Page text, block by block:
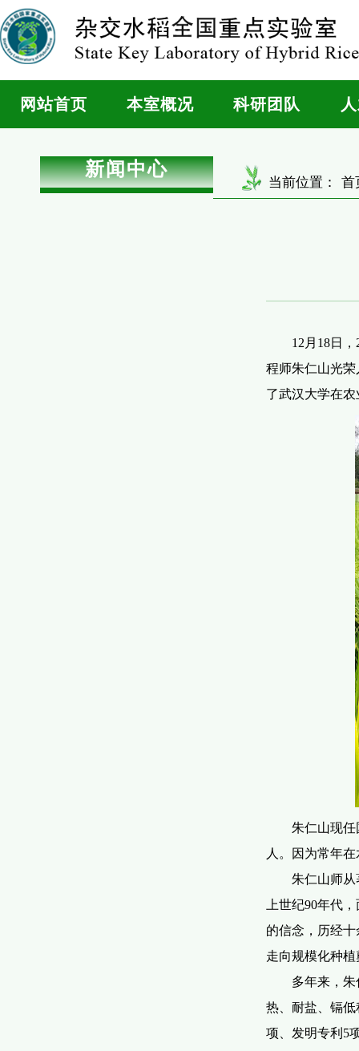
网站首页 本室概况 科研团队
新闻中心
当前位置： 首
12 月 18日，
程师朱仁山光
了武汉大学在
朱仁山现
人。因为常年
朱仁山师
上世纪90年代，
的信念，历经
走向规模化种
多年来，
热、耐盐、镉
项、发明专利 5